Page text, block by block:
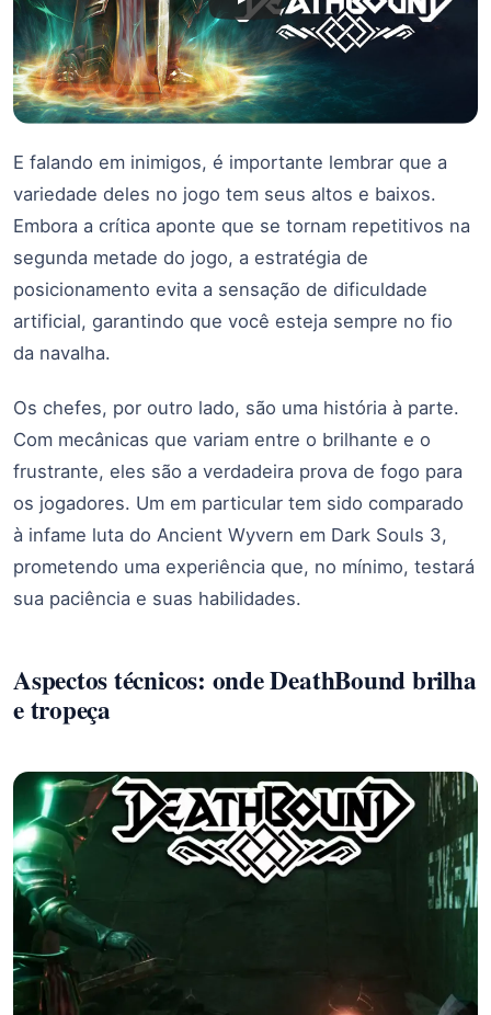
E falando em inimigos, é importante lembrar que a
variedade deles no jogo tem seus altos e baixos.
Embora a crítica aponte que se tornam repetitivos na
segunda metade do jogo, a estratégia de
posicionamento evita a sensação de dificuldade
artificial, garantindo que você esteja sempre no fio
da navalha.
Os chefes, por outro lado, são uma história à parte.
Com mecânicas que variam entre o brilhante e o
frustrante, eles são a verdadeira prova de fogo para
os jogadores. Um em particular tem sido comparado
à infame luta do Ancient Wyvern em Dark Souls 3,
prometendo uma experiência que, no mínimo, testará
sua paciência e suas habilidades.
Aspectos técnicos: onde DeathBound brilha
e tropeça